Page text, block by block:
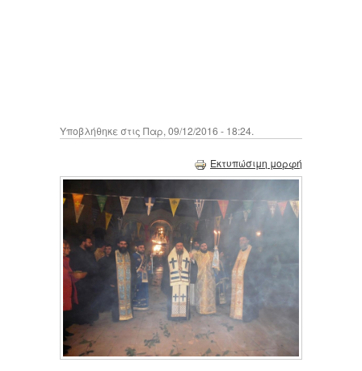
Υποβλήθηκε στις Παρ, 09/12/2016 - 18:24.
Εκτυπώσιμη μορφή